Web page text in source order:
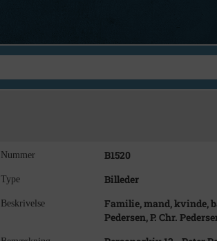
Nummer B1520
Type Billeder
Beskrivelse
Familie, mand, kvinde,
Pedersen, P. Chr.